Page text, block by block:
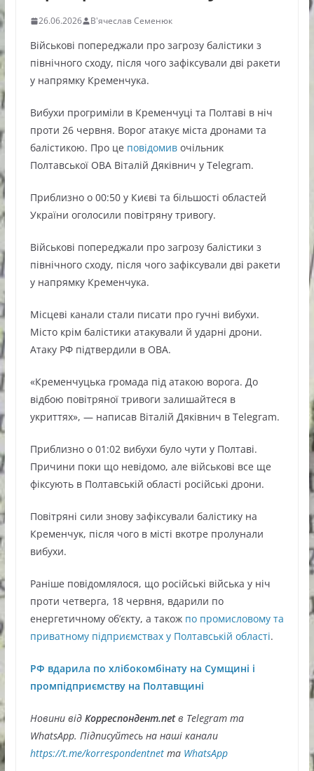
26.06.2026 В'ячеслав Семенюк
Військові попереджали про загрозу балістики з
північного сходу, після чого зафіксували дві ракети
у напрямку Кременчука.
Вибухи прогриміли в Кременчуці та Полтаві в ніч
проти 26 червня. Ворог атакує міста дронами та
балістикою. Про це повідомивочільник
Полтавської ОВА Віталій Дяківнич у Telegram.
Приблизно о 00:50 у Києві та більшості областей
України оголосили повітряну тривогу.
Військові попереджали про загрозу балістики з
північного сходу, після чого зафіксували дві ракети
у напрямку Кременчука.
Місцеві канали стали писати про гучні вибухи.
Місто крім балістики атакували й ударні дрони.
Атаку РФ підтвердили в ОВА.
«Кременчуцька громада під атакою ворога. До
відбою повітряної тривоги залишайтеся в
укриттях», — написав Віталій Дяківнич в Telegram.
Приблизно о 01:02 вибухи було чути у Полтаві.
Причини поки що невідомо, але військові все ще
фіксують в Полтавській області російські дрони.
Повітряні сили знову зафіксували балістику на
Кременчук, після чого в місті вкотре пролунали
вибухи.
Раніше повідомлялося, що російські війська у ніч
проти четверга, 18 червня, вдарили по
енергетичному об’єкту, а також по промисловому та
приватному підприємствах у Полтавській області.
РФ вдарила по хлібокомбінату на Сумщині і
промпідприємству на Полтавщині
Новини відКорреспондент.netв Telegram та
WhatsApp. Підписуйтесь на наші канали
https://t.me/korrespondentnetта WhatsApp